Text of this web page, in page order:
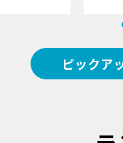
ピックア